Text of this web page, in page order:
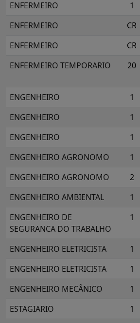
ENFERMEIRO
1
ENFERMEIRO
CR
ENFERMEIRO
CR
ENFERMEIRO TEMPORARIO
20
ENGENHEIRO 1
ENGENHEIRO
1
ENGENHEIRO
1
ENGENHEIRO AGRONOMO
1
ENGENHEIRO AGRONOMO
2
ENGENHEIRO AMBIENTAL
1
ENGENHEIRO DE
SEGURANCA DO TRABALHO
1
ENGENHEIRO ELETRICISTA 1
ENGENHEIRO ELETRICISTA
1
ENGENHEIRO MECÂNICO
1
ESTAGIARIO
1